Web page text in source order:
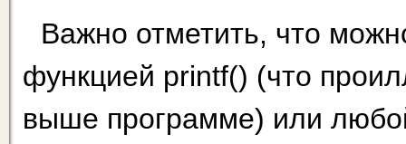
Важно отметить, что
функцией printf() (что
выше программе) или